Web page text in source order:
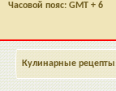
Часовой пояс: GMT + 6
Кулинарные рецепты